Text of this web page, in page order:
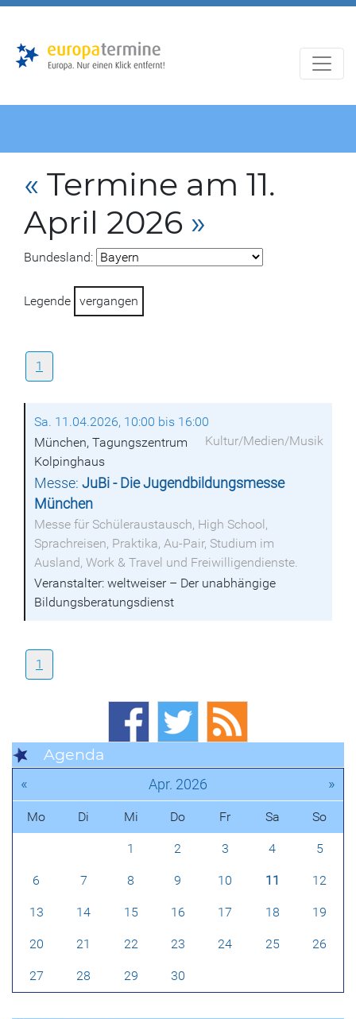
« Termine am 11.
April 2026 »
Bundesland:
Legende vergangen
1
Sa. 11.04.2026, 10:00 bis 16:00
Kultur/Medien/Musik
München, Tagungszentrum
Kolpinghaus
Messe:JuBi - Die Jugendbildungsmesse
München
Messe für Schüleraustausch, High School,
Sprachreisen, Praktika, Au-Pair, Studium im
Ausland, Work & Travel und Freiwilligendienste.
Veranstalter: weltweiser – Der unabhängige
Bildungsberatungsdienst
1
Agenda
« Apr. 2026 »
Mo Di Mi Do Fr Sa So
1 2 3 4 5
6 7 8 9 10 11 12
13 14 15 16 17 18 19
20 21 22 23 24 25 26
27 28 29 30